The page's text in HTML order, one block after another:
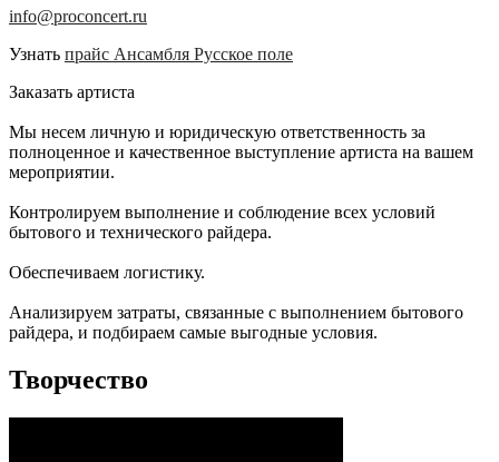
info@proconcert.ru
Узнать прайс Ансамбля Русское поле
Заказать артиста
Мы несем личную и юридическую ответственность за
полноценное и качественное выступление артиста на вашем
мероприятии.
Контролируем выполнение и соблюдение всех условий
бытового и технического райдера.
Обеспечиваем логистику.
Анализируем затраты, связанные с выполнением бытового
райдера, и подбираем самые выгодные условия.
Творчество